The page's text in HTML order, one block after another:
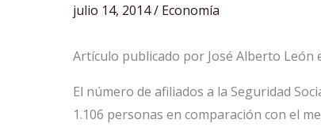
julio 14, 2014/ Economía
Artículo publicado por José Alberto León
El número de afiliados a la Seguridad
1.106 personas en comparación con el